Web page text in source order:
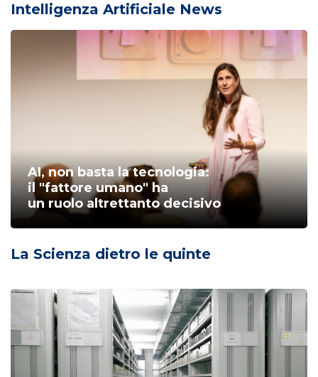
Intelligenza Artificiale News
AI, non basta la tecnologia:
il "fattore umano" ha
un ruolo altrettanto decisivo
La Scienza dietro le quinte